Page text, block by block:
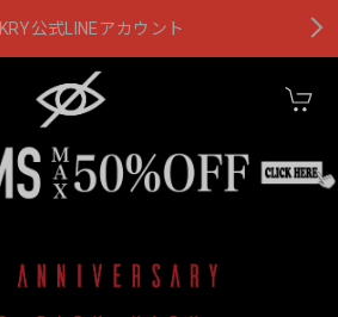
KRY公式LINEアカウント